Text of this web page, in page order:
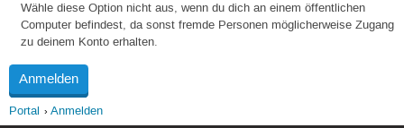
Wähle diese Option nicht aus, wenn du dich an einem öffentlichen
Computer befindest, da sonst fremde Personen möglicherweise Zugang
zu deinem Konto erhalten.
Portal Anmelden